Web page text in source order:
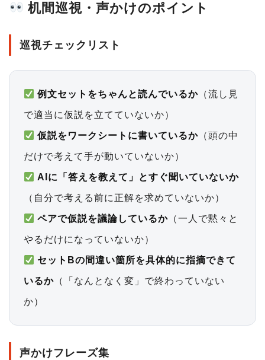
机間巡視・声かけのポイント
巡視チェックリスト
例文セットをちゃんと読んでいるか （流し見
で適当に仮説を立てていないか）
仮説をワークシートに書いているか （頭の中
だけで考えて手が動いていないか）
AIに「答えを教えて」とすぐ聞いていないか
（自分で考える前に正解を求めていないか）
ペアで仮説を議論しているか （一人で黙々と
やるだけになっていないか）
セットBの間違い箇所を具体的に指摘できて
いるか （「なんとなく変」で終わっていない
か）
声かけフレーズ集